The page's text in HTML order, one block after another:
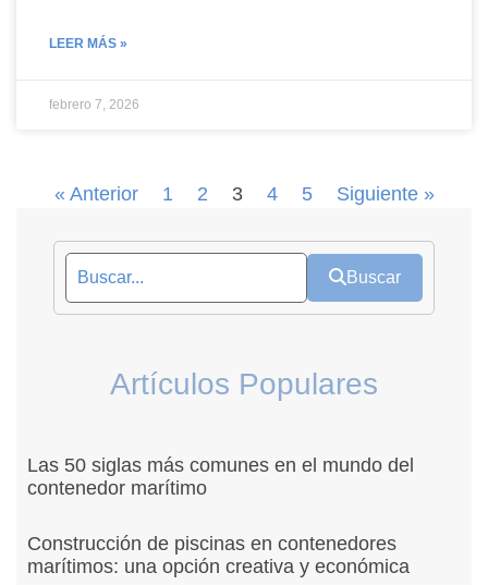
LEER MÁS »
febrero 7, 2026
« Anterior 1 2 3 4 5 Siguiente »
Buscar
Artículos Populares
Las 50 siglas más comunes en el mundo del
contenedor marítimo
Construcción de piscinas en contenedores
marítimos: una opción creativa y económica